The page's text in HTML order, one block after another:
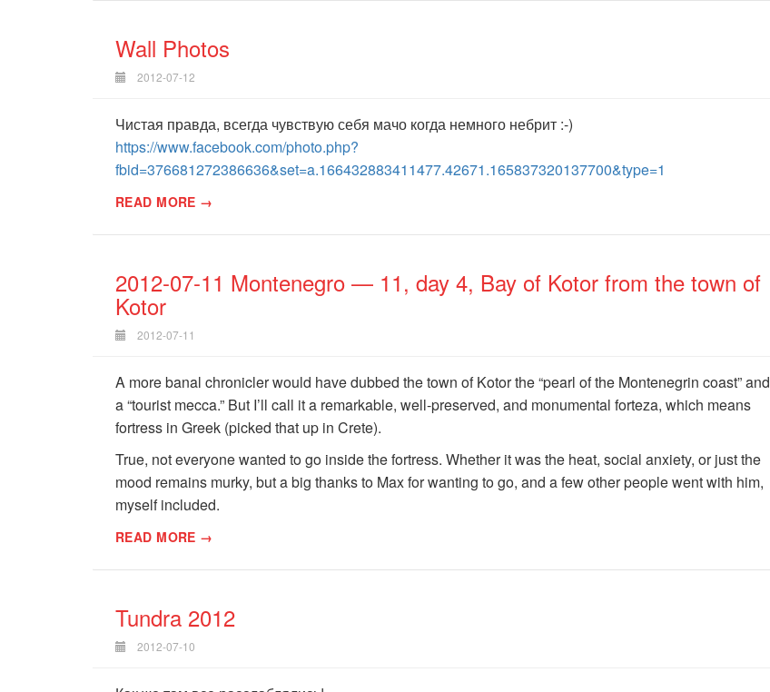
Wall Photos
2012-07-12
Чистая правда, всегда чувствую себя мачо когда немного небрит :-)
https://www.facebook.com/photo.php?
fbid=376681272386636&set=a.166432883411477.42671.165837320137700&type=1
READ MORE →
2012-07-11 Montenegro — 11, day 4, Bay of Kotor from the town of
Kotor
2012-07-11
A more banal chronicler would have dubbed the town of Kotor the “pearl of the Montenegrin coast” and
a “tourist mecca.” But I’ll call it a remarkable, well-preserved, and monumental forteza, which means
fortress in Greek (picked that up in Crete).
True, not everyone wanted to go inside the fortress. Whether it was the heat, social anxiety, or just the
mood remains murky, but a big thanks to Max for wanting to go, and a few other people went with him,
myself included.
READ MORE →
Tundra 2012
2012-07-10